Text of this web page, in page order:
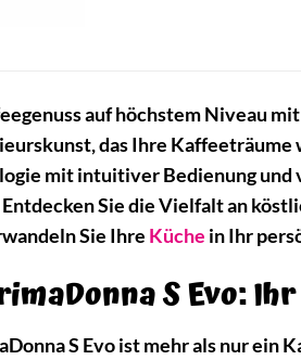
auf höchstem Niveau
das Ihre
mit intuitiver Bedienung und
Sie die Vielfalt an
Sie Ihre Küche in Ihr
S Evo:
S Evo ist mehr als nur